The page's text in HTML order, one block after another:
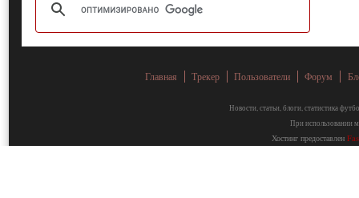
Главная Трекер Пользователи Форум
Новости, статьи, блоги, статистика
При использовании
Хостинг предоставлен